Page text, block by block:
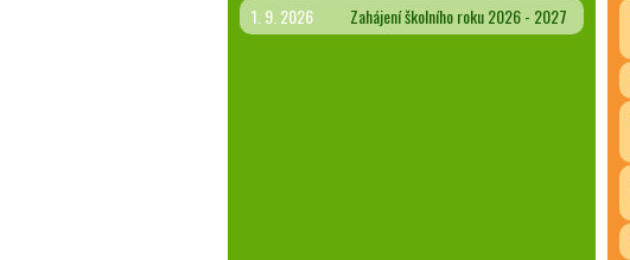
1. 9. 2026 Zahájení školního roku 2026 - 2027